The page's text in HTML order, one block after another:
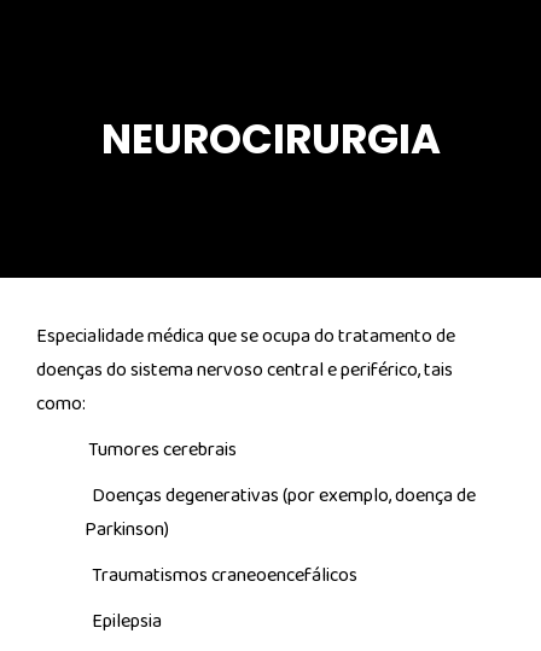
NEUROCIRURGIA
Especialidade médica que se ocupa do tratamento de
doenças do sistema nervoso central e periférico, tais
como:
Tumores cerebrais
Doenças degenerativas (por exemplo, doença de
Parkinson)
Traumatismos craneoencefálicos
Epilepsia